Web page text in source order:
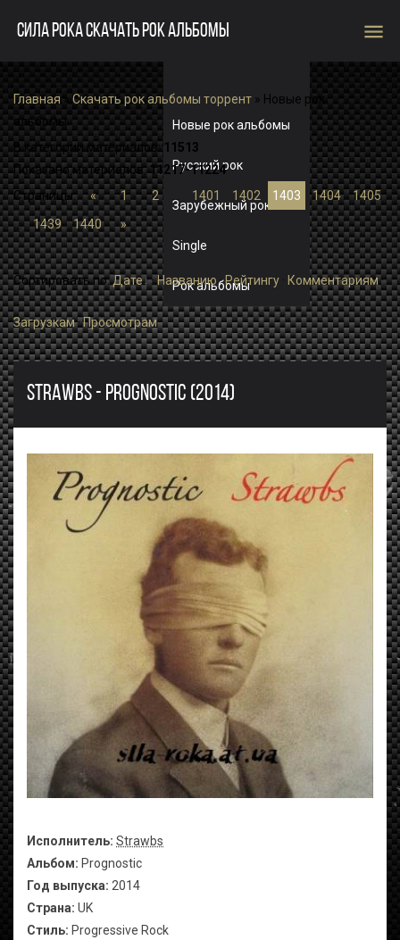
СИЛА РОКА СКАЧАТЬ РОК АЛЬБОМЫ menu
Новые рок альбомы
Русский рок
Зарубежный рок
Single
Рок альбомы
Главная» Скачать рок альбомы торрент » Новые рок
альбомы
В категории материалов:11513
Показано материалов:11217-11224
Страницы: « 1 2 1401 1402 1403 1404
1405
...
1439 1440 »
Сортировать по:Дате ·Названию·Рейтингу · Комментариям·
Загрузкам·Просмотрам
STRAWBS - PROGNOSTIC (2014)
Исполнитель: Strawbs
Альбом: Prognostic
Год выпуска: 2014
Страна: UK
Стиль: Progressive Rock